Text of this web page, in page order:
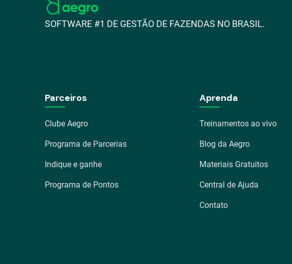
SOFTWARE #1 DE GESTÃO DE FAZENDAS NO BRASIL.
Parceiros
Clube Aegro
Programa de Parcerias
Indique e ganhe
Programa de Pontos
Aprenda
Treinamentos ao vivo
Blog da Aegro
Materiais Gratuitos
Central de Ajuda
Contato